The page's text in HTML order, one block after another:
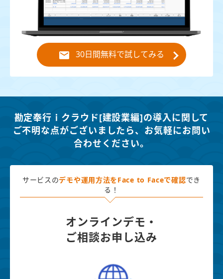
30日間無料で試してみる
勘定奉行ｉクラウド[建設業編]の導入に関して
ご不明な点がございましたら、 お気軽にお問い
合わせください。
サービスのデモや運用方法を Face to Faceで確認でき
る！
オンラインデモ・
ご相談お申し込み